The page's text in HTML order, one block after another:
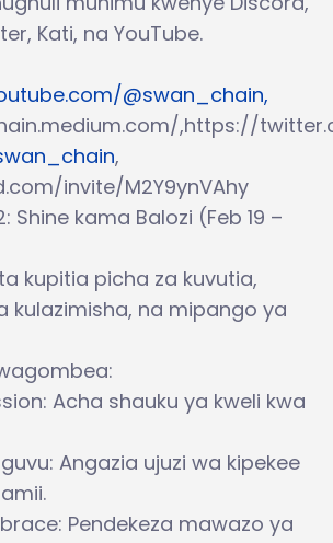
Kati, na YouTube.
@swan_chain,
,https://
,
invite/M2Y9ynVAhy
Shine kama Balozi (Feb 19 –
kupitia picha za kuvutia,
kulazimisha, na mipango ya
Acha shauku ya kweli kwa
Angazia ujuzi wa kipekee
Pendekeza mawazo ya